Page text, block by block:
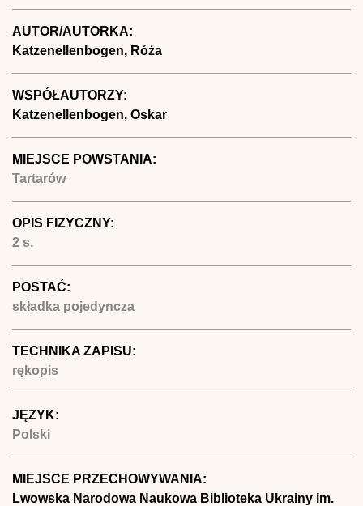
AUTOR/AUTORKA:
Katzenellenbogen, Róża
WSPÓŁAUTORZY:
Katzenellenbogen, Oskar
MIEJSCE POWSTANIA:
Tartarów
OPIS FIZYCZNY:
2 s.
POSTAĆ:
składka pojedyncza
TECHNIKA ZAPISU:
rękopis
JĘZYK:
Polski
MIEJSCE PRZECHOWYWANIA:
Lwowska Narodowa Naukowa Biblioteka Ukrainy im.